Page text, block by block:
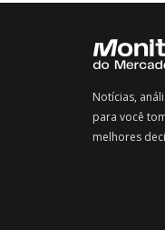
Notícias,
para você
melhores